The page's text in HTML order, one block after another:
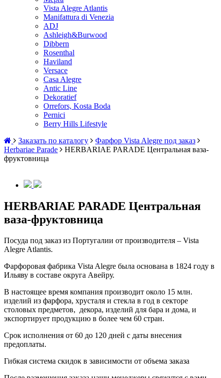
Vista Alegre Atlantis
Manifattura di Venezia
ADJ
Ashleigh&Burwood
Dibbern
Rosenthal
Haviland
Versace
Casa Alegre
Antic Line
Dekoratief
Orrefors, Kosta Boda
Pernici
Berry Hills Lifestyle
Заказать по каталогу
Фарфор Vista Alegre под заказ
Herbariae Parade
HERBARIAE PARADE Центральная ваза-
фруктовница
HERBARIAE PARADE Центральная
ваза-фруктовница
Посуда под заказ из Португалии от производителя – Vista
Alegre Atlantis.
Фарфоровая фабрика Vista Alegre была основана в 1824 году в
Ильяву в составе округа Авейру.
В настоящее время компания производит около 15 млн.
изделий из фарфора, хрусталя и стекла в год в секторе
столовых предметов, декора, изделий для бара и дома, и
экспортирует продукцию в более чем 60 стран.
Срок исполнения от 60 до 120 дней с даты внесения
предоплаты.
Гибкая система скидок в зависимости от объема заказа